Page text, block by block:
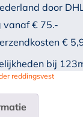
door
vanaf € 75.-
€
reddingsvest